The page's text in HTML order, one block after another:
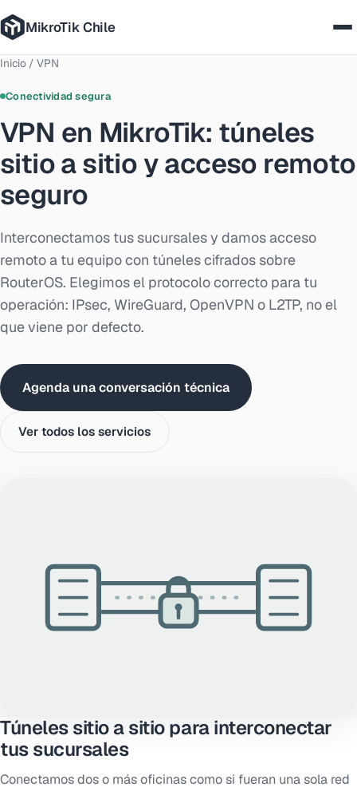
MikroTik Chile
Casos
Servicios
Tecnologías
Cómo trabajamos
Blog
Contáctanos
Inicio / VPN
Conectividad segura
VPN en MikroTik: túneles
sitio a sitio y acceso remoto
seguro
Interconectamos tus sucursales y damos acceso
remoto a tu equipo con túneles cifrados sobre
RouterOS. Elegimos el protocolo correcto para tu
operación: IPsec, WireGuard, OpenVPN o L2TP, no el
que viene por defecto.
Agenda una conversación técnica
Ver todos los servicios
Túneles sitio a sitio para interconectar
tus sucursales
Conectamos dos o más oficinas como si fueran una sola red